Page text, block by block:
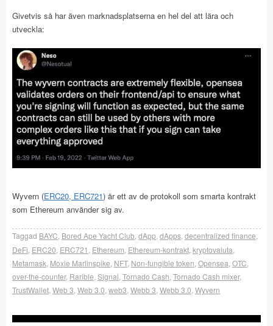
Givetvis så har även marknadsplatserna en hel del att lära och
utveckla:
Wyvern (ERC20, ERC721) är ett av de protokoll som smarta kontrakt
som Ethereum använder sig av.
Taggad BAYC Bored Ape Yacht Club dApp dApps decentralized finance
DeFi ERC20 ERC721 Ethereum Ethereum-kontrakt kryptovaluta
Metamask Moxie Marlinspike NFT, Non-fungible token Opensea OTC
over-the-counter, Rarible Signal Tornado Cash Tornado Cash mixer,
TrustWallet Web 3 Web 3.0 web3 Webb 3 Webb 3.0 Wyvern